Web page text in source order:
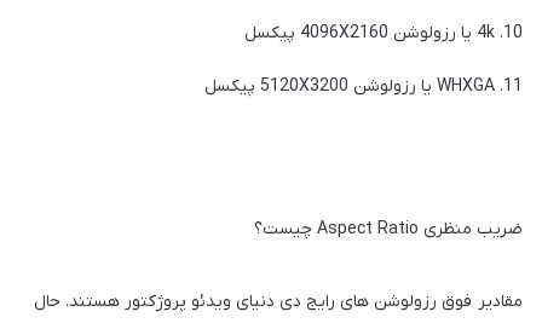
10. 4k یا رزولوشن 4096X2160 پیکسل
11. WHXGA یا رزولوشن 5120X3200 پیکسل
ضریب منظری Aspect Ratio چیست؟
مقادیر فوق رزولوشن های رایج دی دنیای ویدئو پروژکتور هستند. حال